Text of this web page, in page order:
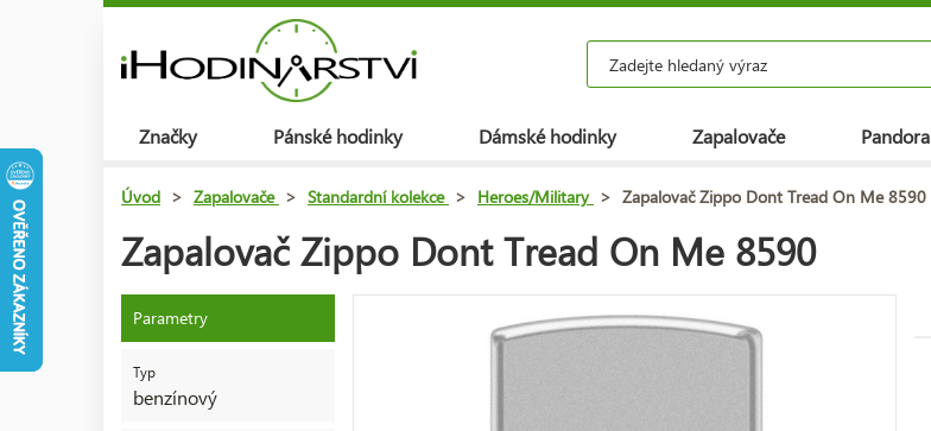
Značky Pánské hodinky Dámské hodinky Zapalovače Pandora
Úvod > Zapalovače > Standardní kolekce > Heroes/Military > Zapalovač Zippo Dont Tread On Me 8590
Zapalovač Zippo Dont Tread On Me 8590
Parametry
Typ
benzínový